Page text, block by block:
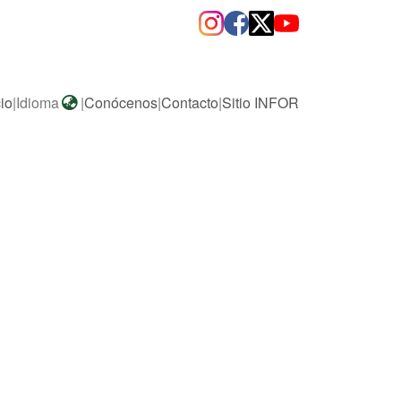
|Idioma |Conócenos|Contacto|Sitio INFOR